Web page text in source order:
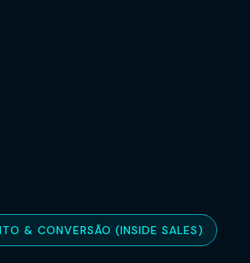
& CONVERSÃO (INSIDE SALES)